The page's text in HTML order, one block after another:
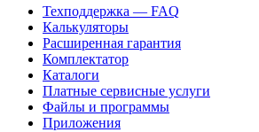
Техподдержка — FAQ
Калькуляторы
Расширенная гарантия
Комплектатор
Каталоги
Платные сервисные услуги
Файлы и программы
Приложения